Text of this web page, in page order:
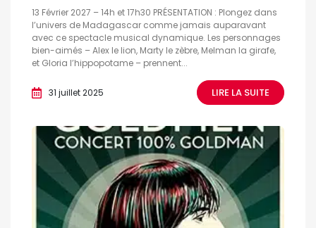
13 Février 2027 – 14h et 17h30 PRÉSENTATION : Plongez dans
l’univers de Madagascar comme jamais auparavant
avec ce spectacle musical dynamique. Les personnages
bien-aimés – Alex le lion, Marty le zèbre, Melman la girafe,
et Gloria l’hippopotame – prennent...
31 juillet 2025 LIRE LA SUITE